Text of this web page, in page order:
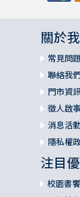
關於
常見問
聯絡我
門市資
徵人啟事
消息活
隱私權
注目
校園書